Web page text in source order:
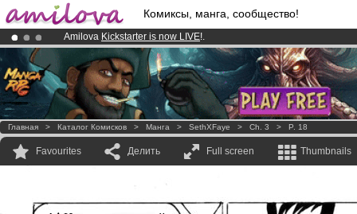
Комиксы, манга, сообщество!
Amilova Kickstarter is now LIVE!.
Already 100000membersand 1000comics & mangas!.
Premium membership from3.95 euros per month !Get membership
Главная > Каталог Комисков > Манга > SethXFaye > Ch. 3 > P. 18
Favourites Делить Full screen Thumbnails